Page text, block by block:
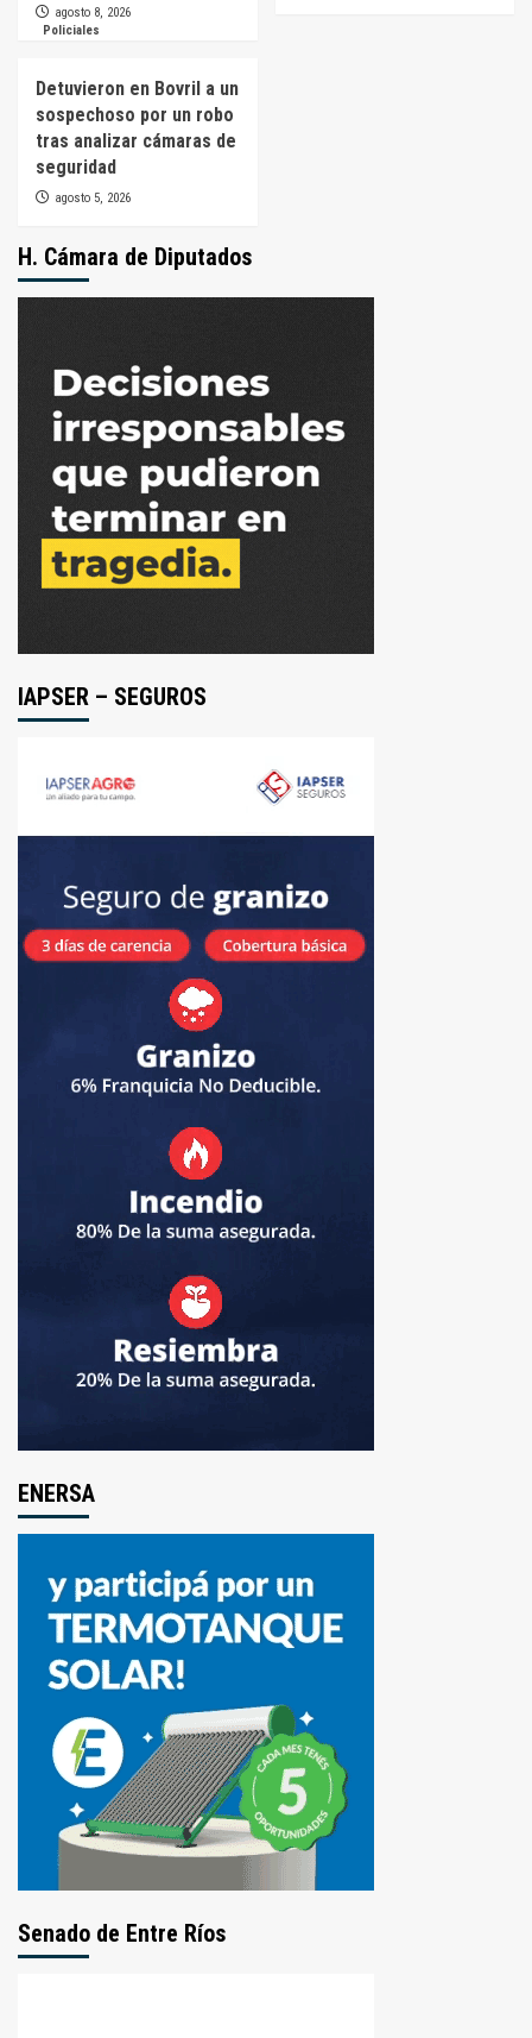
agosto 8, 2026
Policiales
Detuvieron en Bovril a un
sospechoso por un robo
tras analizar cámaras de
seguridad
agosto 5, 2026
H. Cámara de Diputados
IAPSER – SEGUROS
ENERSA
Senado de Entre Ríos